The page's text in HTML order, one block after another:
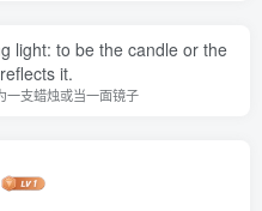
light: to be the candle or the
it.
一支蜡烛或当一面镜子